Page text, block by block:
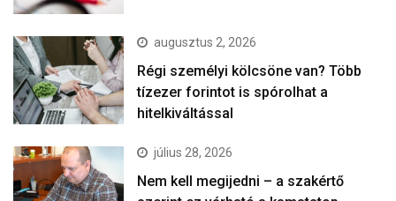
augusztus 2, 2026
Régi személyi kölcsöne van? Több
tízezer forintot is spórolhat a
hitelkiváltással
július 28, 2026
Nem kell megijedni – a szakértő